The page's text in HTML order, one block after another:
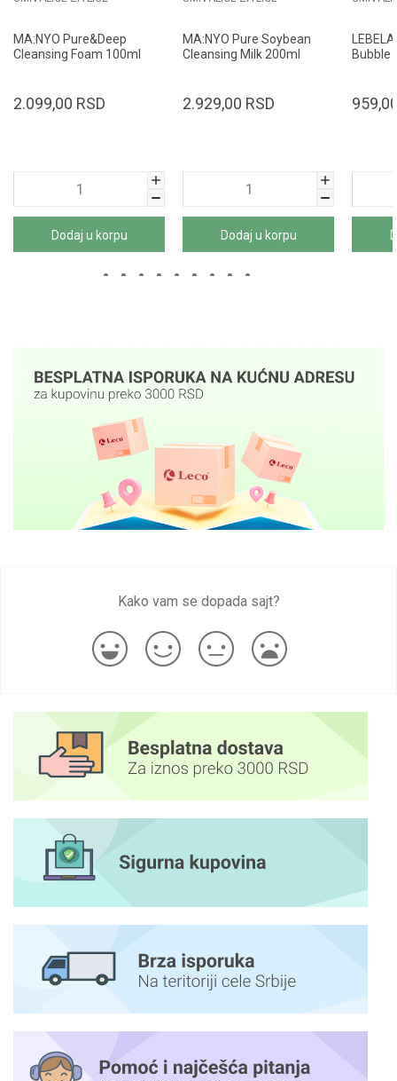
MA:NYO Pure&Deep
Cleansing Foam 100ml
2.099,00 RSD
Dodaj u korpu
MA:NYO Pure Soybean
Cleansing Milk 200ml
2.929,00 RSD
Dodaj u korpu
Bubble
Kako vam se dopada sajt?